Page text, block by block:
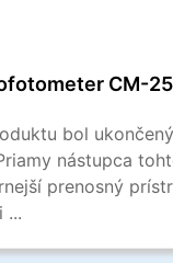
CM-
bol
nástupca
prenosný
...